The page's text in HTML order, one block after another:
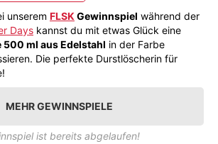
unserem FLSK Gewinnspiel während der
Days kannst du mit etwas Glück eine
ml aus Edelstahl in der Farbe
Die perfekte Durstlöscherin für
MEHR GEWINNSPIELE
ist bereits abgelaufen!